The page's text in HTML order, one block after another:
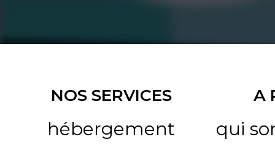
NOS SERVICES
hébergement
A
qui